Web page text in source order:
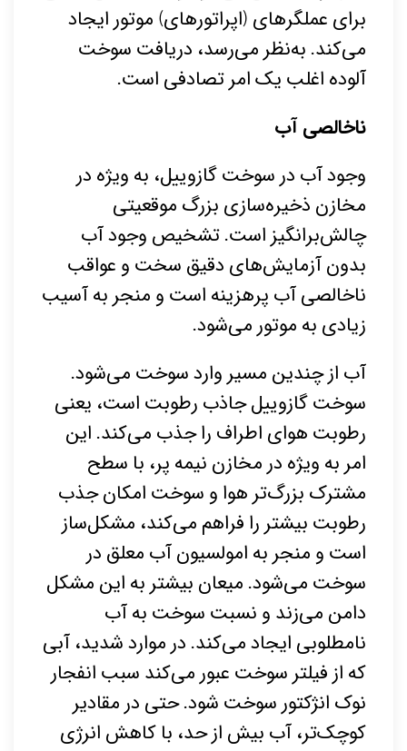
برای عملگرهای (اپراتورهای) موتور ایجاد
می‌کند. به‌نظر می‌رسد، دریافت سوخت
آلوده اغلب یک امر تصادفی است.
ناخالصی آب
وجود آب در سوخت گازوییل، به ویژه در
مخازن ذخیره‌سازی بزرگ موقعیتی
چالش‌برانگیز است. تشخیص وجود آب
بدون آزمایش‌های دقیق سخت و عواقب
ناخالصی آب پرهزینه است و منجر به آسیب‌
زیادی به موتور می‌شود.
آب از چندین مسیر وارد سوخت می‌شود.
سوخت گازوییل جاذب رطوبت است، یعنی
رطوبت هوای اطراف را جذب می‌کند. این
امر به ویژه در مخازن نیمه پر، با سطح
مشترک بزرگ‌تر هوا و سوخت امکان جذب
رطوبت بیشتر را فراهم می‌کند، مشکل‌ساز
است و منجر به امولسیون آب معلق در
سوخت می‌شود. میعان بیشتر به این مشکل
دامن می‌زند و نسبت سوخت به آب
نامطلوبی ایجاد می‌کند. در موارد شدید، آبی
که از فیلتر سوخت عبور می‌کند سبب انفجار
نوک انژکتور سوخت شود. حتی در مقادیر
کوچک‌تر، آب بیش از حد، با کاهش انرژی